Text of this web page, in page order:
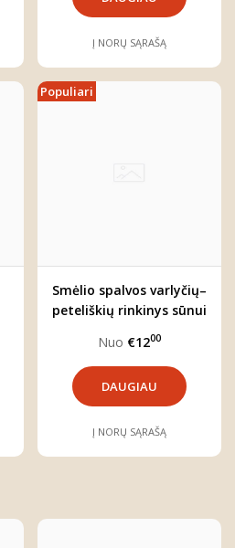
Į NORŲ SĄRAŠĄ
Populiari
Smėlio spalvos varlyčių–
peteliškių rinkinys sūnui
Nuo €1200
DAUGIAU
Į NORŲ SĄRAŠĄ